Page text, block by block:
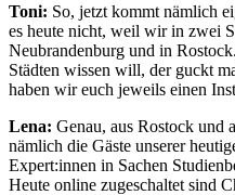
Toni: So, jetzt kommt nämlich
es heute nicht, weil wir in zwei
Neubrandenburg und in
Städten wissen will, der guckt
haben wir euch jeweils einen
Lena: Genau, aus Rostock und
nämlich die Gäste unserer
Expert:innen in Sachen
Heute online zugeschaltet sind